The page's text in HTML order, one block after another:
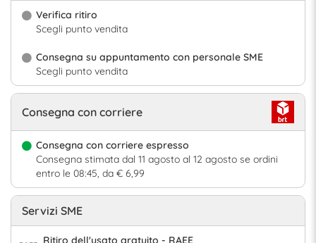
Verifica ritiro
Scegli punto vendita
Consegna su appuntamento con personale SME
Scegli punto vendita
Consegna con corriere
Consegna con corriere espresso
Consegna stimata dal 11 agosto al 12 agosto se ordini
entro le 08:45, da € 6,99
Servizi SME
Ritiro dell'usato gratuito - RAEE